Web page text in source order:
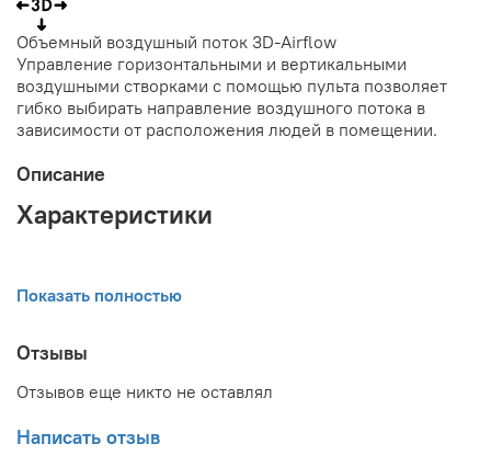
Объемный воздушный поток 3D-Airflow
Управление горизонтальными и вертикальными
воздушными створками с помощью пульта позволяет
гибко выбирать направление воздушного потока в
зависимости от расположения людей в помещении.
Описание
Характеристики
Производительность
Охлаждение максимум, кВт - 4,0
Нагрев максимум, кВт - 5,2
Рекомендованная площадь, м
Показать полностью
Отзывы
Отзывов еще никто не оставлял
Написать отзыв